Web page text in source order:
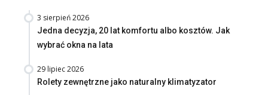
3 sierpień 2026
Jedna decyzja, 20 lat komfortu albo kosztów. Jak
wybrać okna na lata
29 lipiec 2026
Rolety zewnętrzne jako naturalny klimatyzator